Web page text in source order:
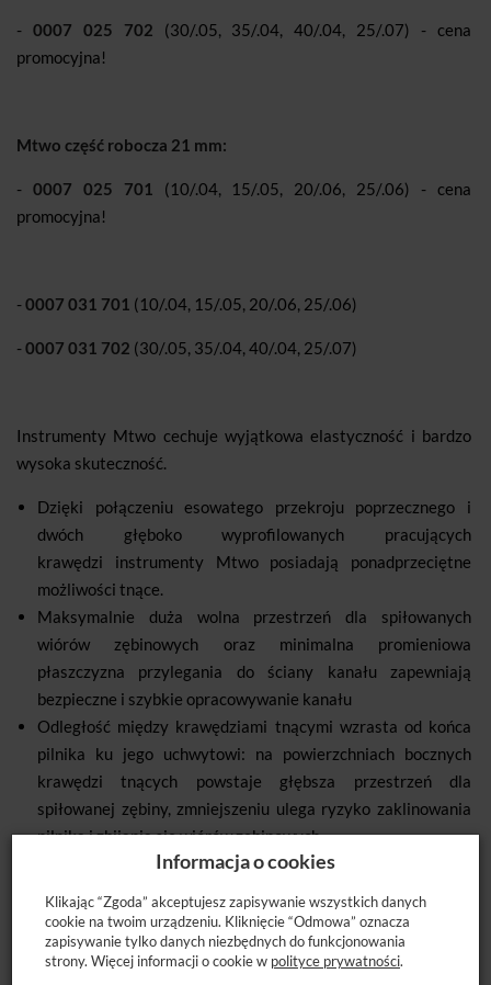
- 0007 025 702 (30/.05, 35/.04, 40/.04, 25/.07) - cena
promocyjna!
Mtwo część robocza 21 mm:
- 0007 025 701 (10/.04, 15/.05, 20/.06, 25/.06) - cena
promocyjna!
-0007 031 701 (10/.04, 15/.05, 20/.06, 25/.06)
-0007 031 702 (30/.05, 35/.04, 40/.04, 25/.07)
Instrumenty Mtwo cechuje wyjątkowa elastyczność i bardzo
wysoka skuteczność.
Dzięki połączeniu esowatego przekroju poprzecznego i
dwóch głęboko wyprofilowanych pracujących
krawędzi instrumenty Mtwo posiadają ponadprzeciętne
możliwości tnące.
Maksymalnie duża wolna przestrzeń dla spiłowanych
wiórów zębinowych oraz minimalna promieniowa
płaszczyzna przylegania do ściany kanału zapewniają
bezpieczne i szybkie opracowywanie kanału
Odległość między krawędziami tnącymi wzrasta od końca
pilnika ku jego uchwytowi: na powierzchniach bocznych
krawędzi tnących powstaje głębsza przestrzeń dla
spiłowanej zębiny, zmniejszeniu ulega ryzyko zaklinowania
pilnika i zbijania się wiórów zębinowych
Krawędzie tnące przebiegają prawie pionowo w długich
System Mtwo tworzą:
I. Cztery instrumenty do opracowania wszystkich rodzajów
Informacja o cookies
Klikając “Zgoda” akceptujesz zapisywanie wszystkich danych
cookie na twoim urządzeniu. Kliknięcie “Odmowa” oznacza
zapisywanie tylko danych niezbędnych do funkcjonowania
strony. Więcej informacji o cookie w polityce prywatności.